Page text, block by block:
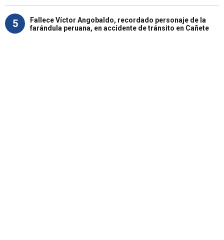
5
Fallece Víctor Angobaldo, recordado personaje de la
farándula peruana, en accidente de tránsito en Cañete